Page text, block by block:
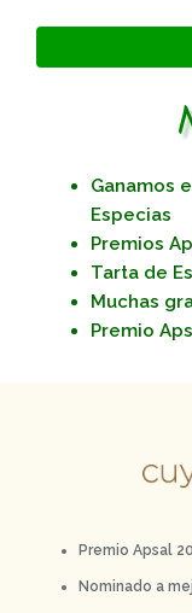
Ganamos
Especias
Premios
Tarta de
Muchas
Premio
Premio Apsal
Nominado a